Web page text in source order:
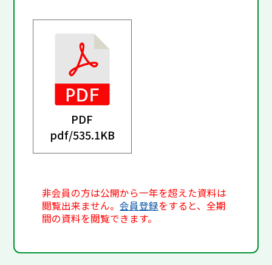
PDF
pdf/535.1KB
非会員の方は公開から一年を超えた資料は
閲覧出来ません。会員登録をすると、全期
間の資料を閲覧できます。